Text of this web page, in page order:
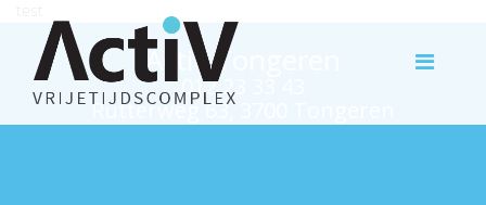
Activ Tongeren
012 23 33 43
Rutterweg 63, 3700 Tongeren